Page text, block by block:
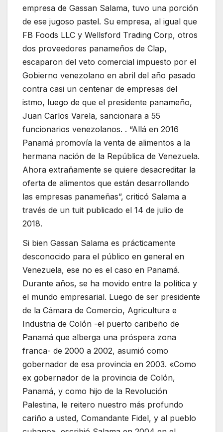
empresa de Gassan Salama, tuvo una porción
de ese jugoso pastel. Su empresa, al igual que
FB Foods LLC y Wellsford Trading Corp, otros
dos proveedores panameños de Clap,
escaparon del veto comercial impuesto por el
Gobierno venezolano en abril del año pasado
contra casi un centenar de empresas del
istmo, luego de que el presidente panameño,
Juan Carlos Varela, sancionara a 55
funcionarios venezolanos. . “Allá en 2016
Panamá promovía la venta de alimentos a la
hermana nación de la República de Venezuela.
Ahora extrañamente se quiere desacreditar la
oferta de alimentos que están desarrollando
las empresas panameñas”, criticó Salama a
través de un tuit publicado el 14 de julio de
2018.
Si bien Gassan Salama es prácticamente
desconocido para el público en general en
Venezuela, ese no es el caso en Panamá.
Durante años, se ha movido entre la política y
el mundo empresarial. Luego de ser presidente
de la Cámara de Comercio, Agricultura e
Industria de Colón -el puerto caribeño de
Panamá que alberga una próspera zona
franca- de 2000 a 2002, asumió como
gobernador de esa provincia en 2003. «Como
ex gobernador de la provincia de Colón,
Panamá, y como hijo de la Revolución
Palestina, le reitero nuestro más profundo
cariño a usted, Comandante Fidel, y al pueblo